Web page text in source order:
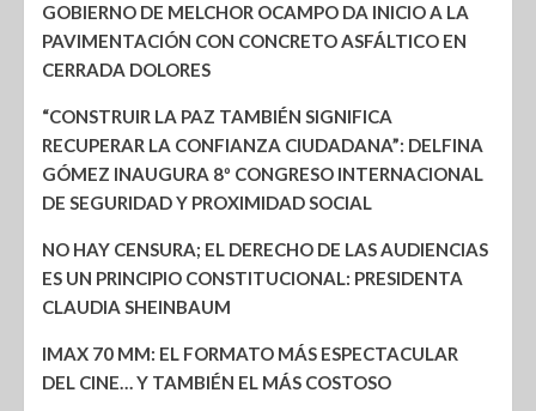
GOBIERNO DE MELCHOR OCAMPO DA INICIO A LA
PAVIMENTACIÓN CON CONCRETO ASFÁLTICO EN
CERRADA DOLORES
“CONSTRUIR LA PAZ TAMBIÉN SIGNIFICA
RECUPERAR LA CONFIANZA CIUDADANA”: DELFINA
GÓMEZ INAUGURA 8º CONGRESO INTERNACIONAL
DE SEGURIDAD Y PROXIMIDAD SOCIAL
NO HAY CENSURA; EL DERECHO DE LAS AUDIENCIAS
ES UN PRINCIPIO CONSTITUCIONAL: PRESIDENTA
CLAUDIA SHEINBAUM
IMAX 70 MM: EL FORMATO MÁS ESPECTACULAR
DEL CINE… Y TAMBIÉN EL MÁS COSTOSO